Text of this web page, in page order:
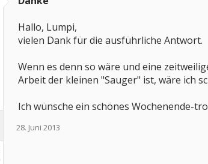
Hallo, Lumpi,
vielen Dank für die ausführliche Antwort.
Wenn es denn so wäre und eine
Arbeit der kleinen "Sauger" ist, wäre ich
Ich wünsche ein schönes Wochenende-
28. Juni 2013